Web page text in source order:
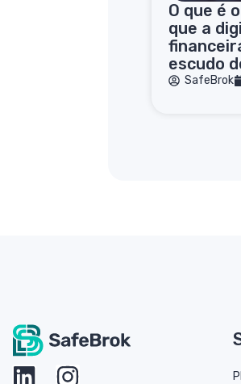
O que é
que a
escudo
SafeBrok